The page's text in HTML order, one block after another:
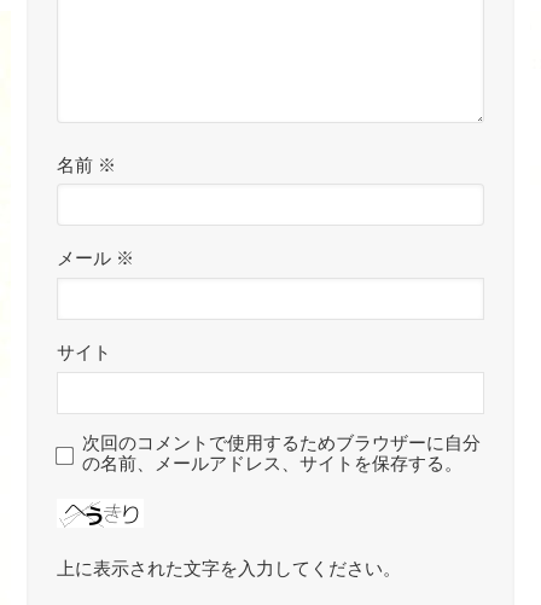
名前 ※
メール ※
サイト
次回のコメントで使用するためブラウザーに自分
の名前、メールアドレス、サイトを保存する。
上に表示された文字を入力してください。